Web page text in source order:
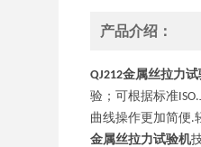
产品介绍：
QJ212金属丝拉力试
验；可根据标准
曲线操作更加简便.
金属丝拉力试验机